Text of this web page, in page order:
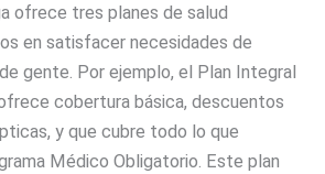
ofrece tres planes de salud
en satisfacer necesidades de
gente. Por ejemplo, el Plan Integral
cobertura básica, descuentos
y que cubre todo lo que
Médico Obligatorio. Este plan